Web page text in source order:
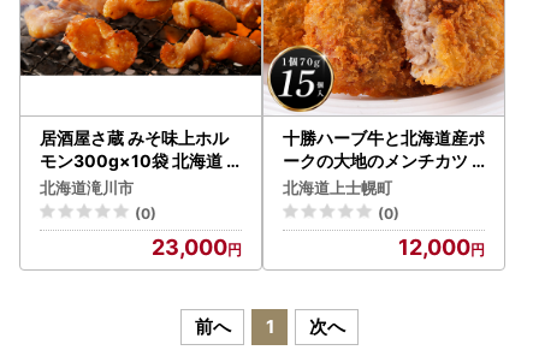
居酒屋さ蔵 みそ味上ホル
モン300g×10袋 北海道
みそ 味噌 焼肉 ホルモン 肉
BBQ セット
北海道滝川市
(0)
23,000
十勝ハーブ牛と北海道産ポ
ークの大地のメンチカツ 7
0g×15個 国産 牛 豚 肉 牛
肉 豚肉 メンチカツ 冷凍
北海道上士幌町
(0)
12,000
前へ 1 次へ